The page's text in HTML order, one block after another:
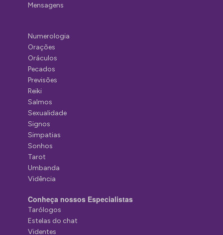
Mensagens
Numerologia
Orações
Oráculos
Pecados
Previsões
Reiki
Salmos
Sexualidade
Signos
Simpatias
Sonhos
Tarot
Umbanda
Vidência
Conheça nossos Especialistas
Tarólogos
Estelas do chat
Videntes